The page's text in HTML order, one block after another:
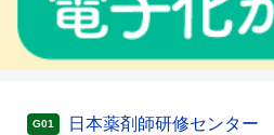
G01 日本薬剤師研修センター